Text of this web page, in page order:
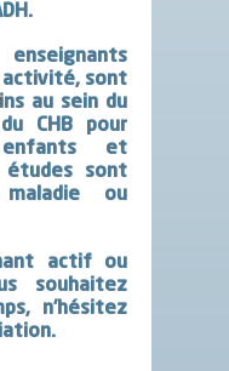
activité, sont
au sein du
CHB pour
et
études sont
ou
actif ou
souhaitez
n’hésitez